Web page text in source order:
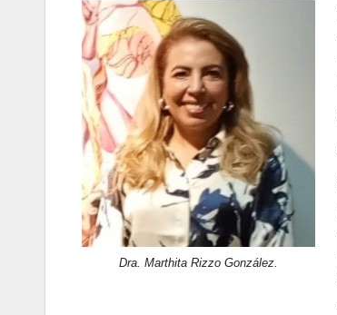
Dra. Marthita Rizzo González.